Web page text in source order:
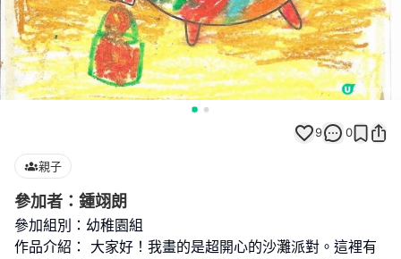
9 0
親子
參加者：鍾翊朗
參加組別：幼稚園組
作品介紹： 大家好！我畫的是超開心的沙灘派對。這裡有